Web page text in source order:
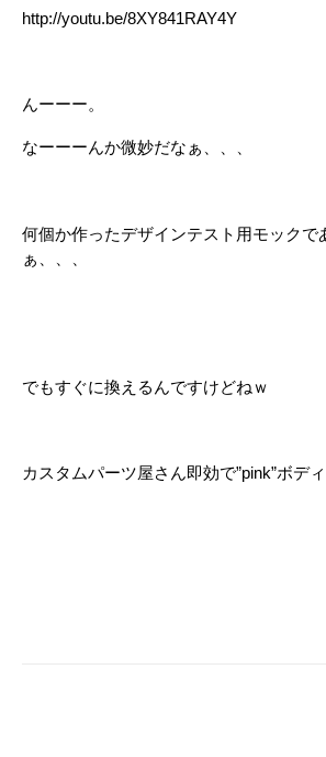
http://youtu.be/8XY841RAY4Y
んーーー。
なーーーんか微妙だなぁ、、、
何個か作ったデザインテスト用モックで
ぁ、、、
でもすぐに換えるんですけどねｗ
カスタムパーツ屋さん即効で”pink”ボデ